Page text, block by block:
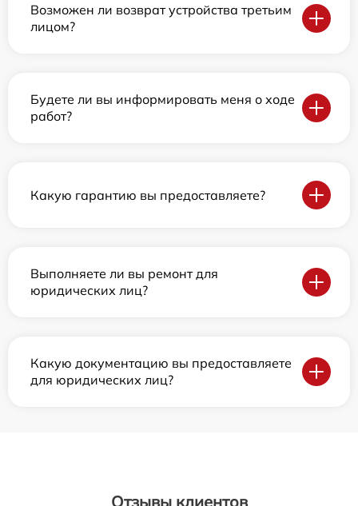
Возможен ли возврат устройства третьим
лицом?
Будете ли вы информировать меня о ходе
работ?
Какую гарантию вы предоставляете?
Выполняете ли вы ремонт для
юридических лиц?
Какую документацию вы предоставляете
для юридических лиц?
Отзывы клиентов